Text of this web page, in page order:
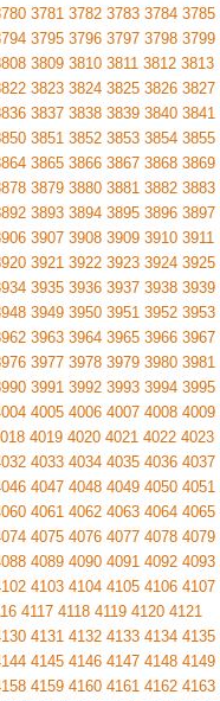
3781 3782 3783 3784 3785
3795 3796 3797 3798 3799
3809 3810 3811 3812 3813
3823 3824 3825 3826 3827
3837 3838 3839 3840 3841
3851 3852 3853 3854 3855
3865 3866 3867 3868 3869
3879 3880 3881 3882 3883
3893 3894 3895 3896 3897
3907 3908 3909 3910 3911
3921 3922 3923 3924 3925
3935 3936 3937 3938 3939
3949 3950 3951 3952 3953
3963 3964 3965 3966 3967
3977 3978 3979 3980 3981
3991 3992 3993 3994 3995
4005 4006 4007 4008 4009
4019 4020 4021 4022 4023
4033 4034 4035 4036 4037
4047 4048 4049 4050 4051
4061 4062 4063 4064 4065
4075 4076 4077 4078 4079
4089 4090 4091 4092 4093
4103 4104 4105 4106 4107
4117 4118 4119 4120 4121
4131 4132 4133 4134 4135
4145 4146 4147 4148 4149
4159 4160 4161 4162 4163